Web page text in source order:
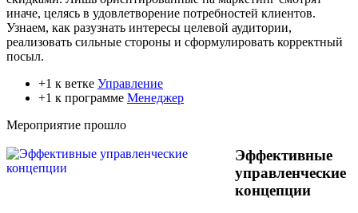
иначе, целясь в удовлетворение потребностей клиентов.
Узнаем, как разузнать интересы целевой аудитории,
реализовать сильные стороны и сформулировать корректный
посыл.
+1 к ветке Управление
+1 к программе Менеджер
Мероприятие прошло
Эффективные
управленческие
концепции